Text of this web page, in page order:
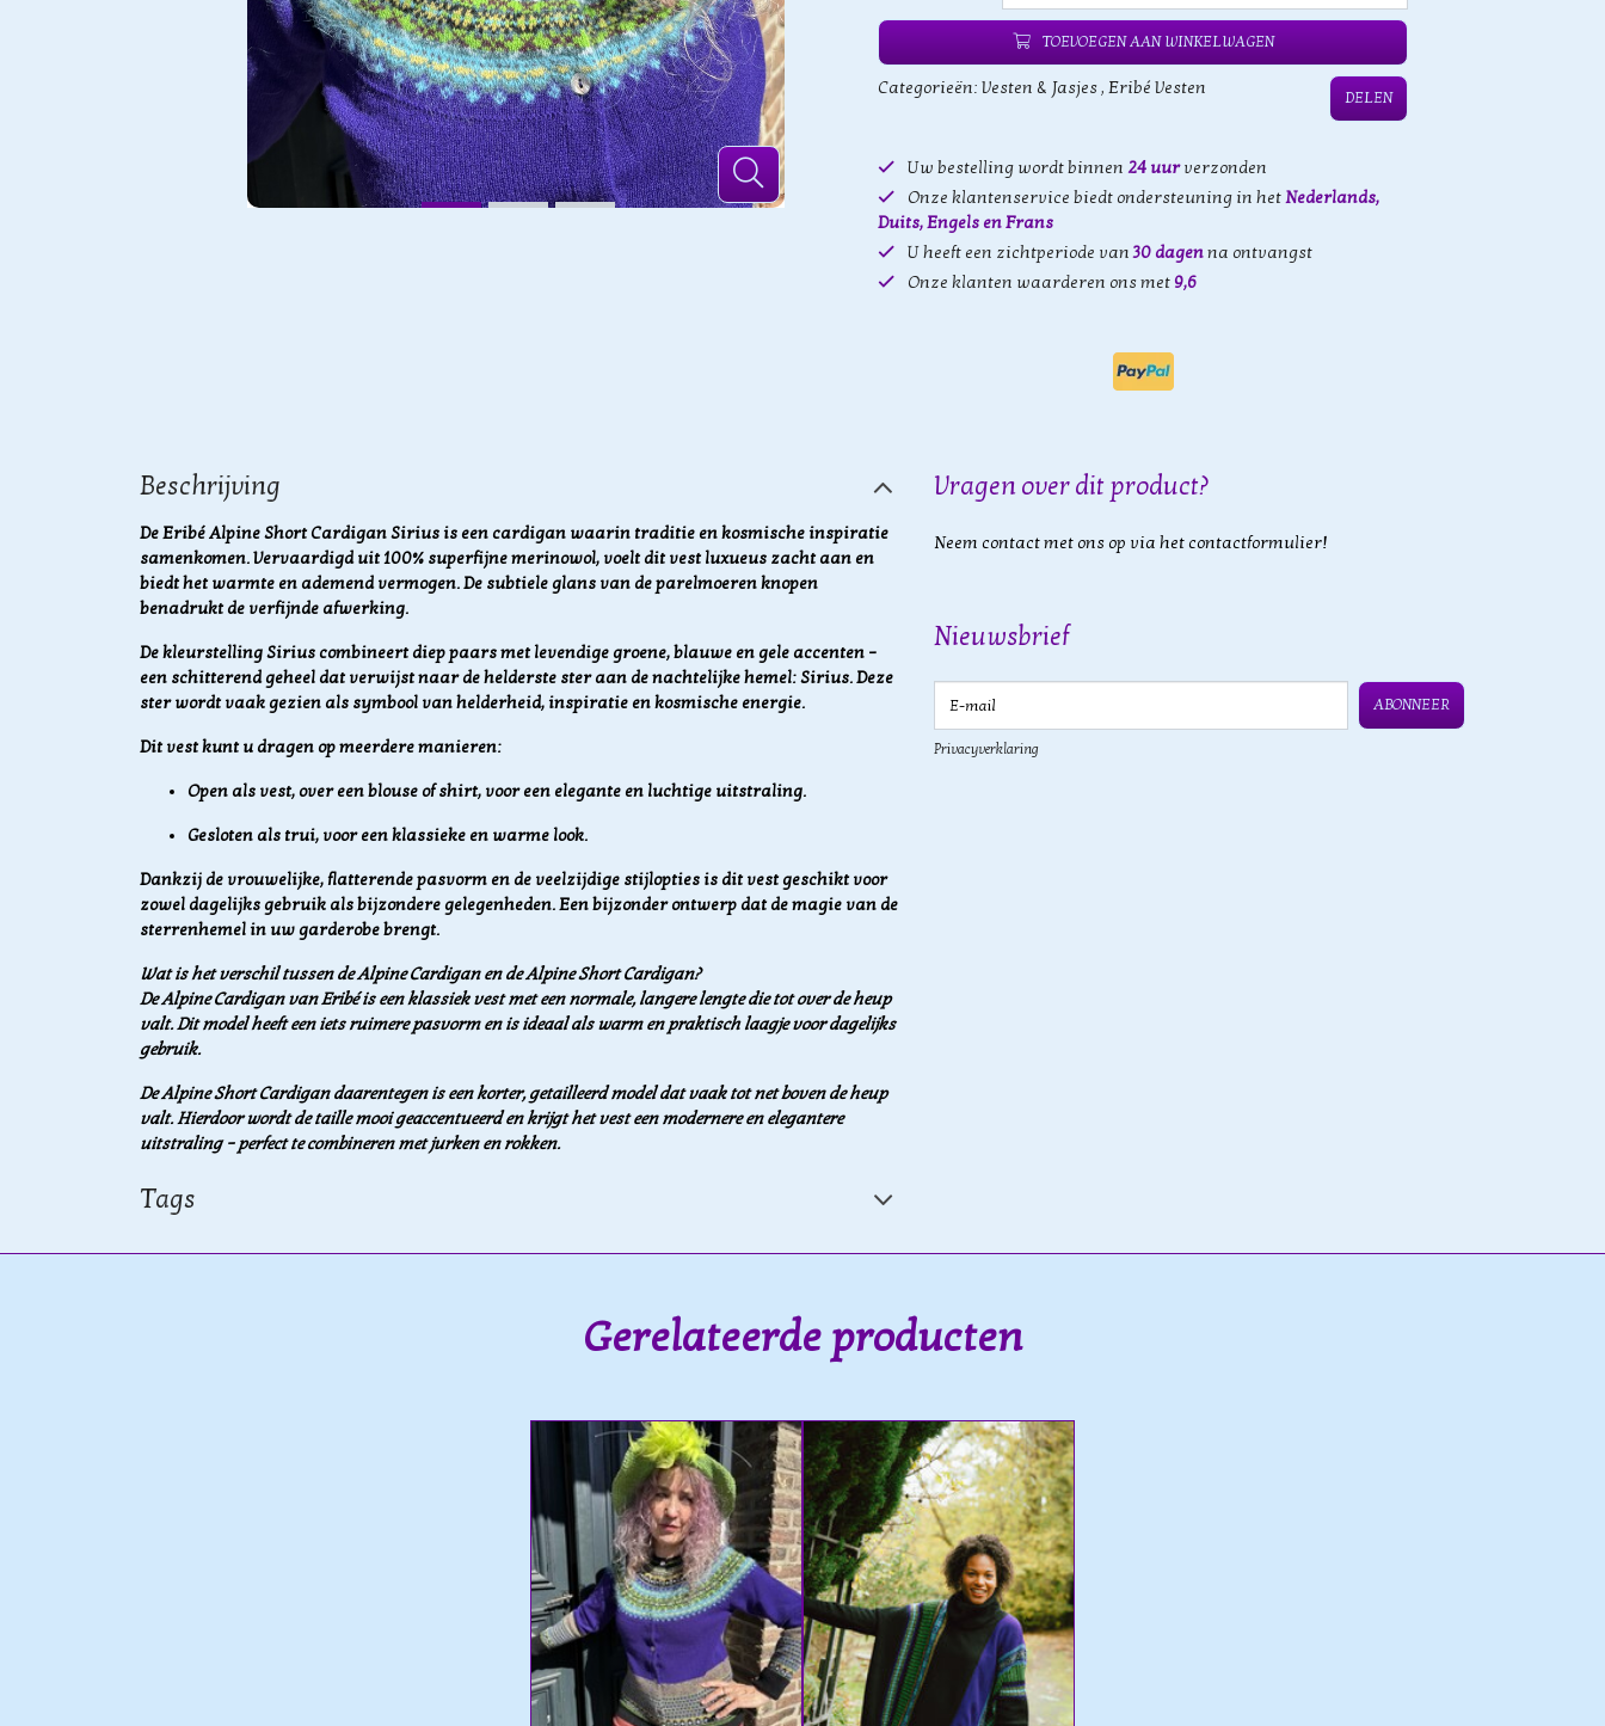
TOEVOEGEN AAN WINKELWAGEN
Categorieën: Vesten & Jasjes, Eribé Vesten DELEN
Uw bestelling wordt binnen 24 uurverzonden
Onze klantenservice biedt ondersteuning in hetNederlands,
Duits, Engels en Frans
U heeft een zichtperiode van30 dagenna ontvangst
Onze klanten waarderen ons met 9,6
Beschrijving
De Eribé Alpine Short Cardigan Sirius is een cardigan waarin traditie en kosmische inspiratie
samenkomen. Vervaardigd uit 100% superfijne merinowol, voelt dit vest luxueus zacht aan en
biedt het warmte en ademend vermogen. De subtiele glans van de parelmoeren knopen
benadrukt de verfijnde afwerking.
De kleurstelling Sirius combineert diep paars met levendige groene, blauwe en gele accenten –
een schitterend geheel dat verwijst naar de helderste ster aan de nachtelijke hemel: Sirius. Deze
ster wordt vaak gezien als symbool van helderheid, inspiratie en kosmische energie.
Dit vest kunt u dragen op meerdere manieren:
Open als vest, over een blouse of shirt, voor een elegante en luchtige uitstraling.
Gesloten als trui, voor een klassieke en warme look.
Dankzij de vrouwelijke, flatterende pasvorm en de veelzijdige stijlopties is dit vest geschikt voor
zowel dagelijks gebruik als bijzondere gelegenheden. Een bijzonder ontwerp dat de magie van de
sterrenhemel in uw garderobe brengt.
Wat is het verschil tussen de Alpine Cardigan en de Alpine Short Cardigan?
De Alpine Cardigan van Eribé is een klassiek vest met een normale, langere lengte die tot over de heup
valt. Dit model heeft een iets ruimere pasvorm en is ideaal als warm en praktisch laagje voor dagelijks
gebruik.
De Alpine Short Cardigan daarentegen is een korter, getailleerd model dat vaak tot net boven de heup
valt. Hierdoor wordt de taille mooi geaccentueerd en krijgt het vest een modernere en elegantere
uitstraling – perfect te combineren met jurken en rokken.
Tags
Vragen over dit product?
Neem contact met ons op via het contactformulier!
Nieuwsbrief
E-mail
ABONNEER
Privacyverklaring
Gerelateerde producten